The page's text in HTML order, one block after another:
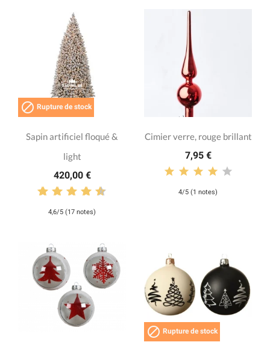
 Rupture de stock
Sapin artificiel floqué &
light
420,00 €
4,6/5 (17 notes)
Cimier verre, rouge brillant
7,95 €
4/5 (1 notes)
 Rupture de stock